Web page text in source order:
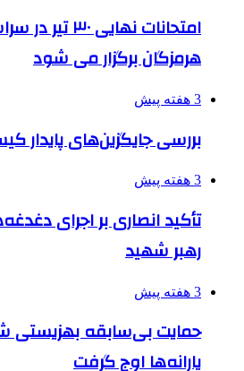
امتحانات نهایی
هرمزگان برگزار می شود
3 هفته پیش
بررسی جایگزین‌های پایدار
3 هفته پیش
تأکید انصاری بر اجرای
رهبر شهید
3 هفته پیش
حمایت بی‌سابقه بهزیستی
یارانه‌ها اوج گرفت